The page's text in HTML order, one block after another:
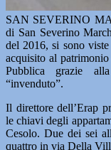
SAN SEVERINO
di San Severino
del 2016, si sono
acquisito al
Pubblica grazie
“invenduto”.
Il direttore dell’Erap
le chiavi degli
Cesolo. Due dei sei
quattro in via Della